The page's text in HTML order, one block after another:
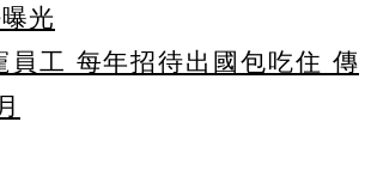
光
員工 每年招待出國包吃住 傳